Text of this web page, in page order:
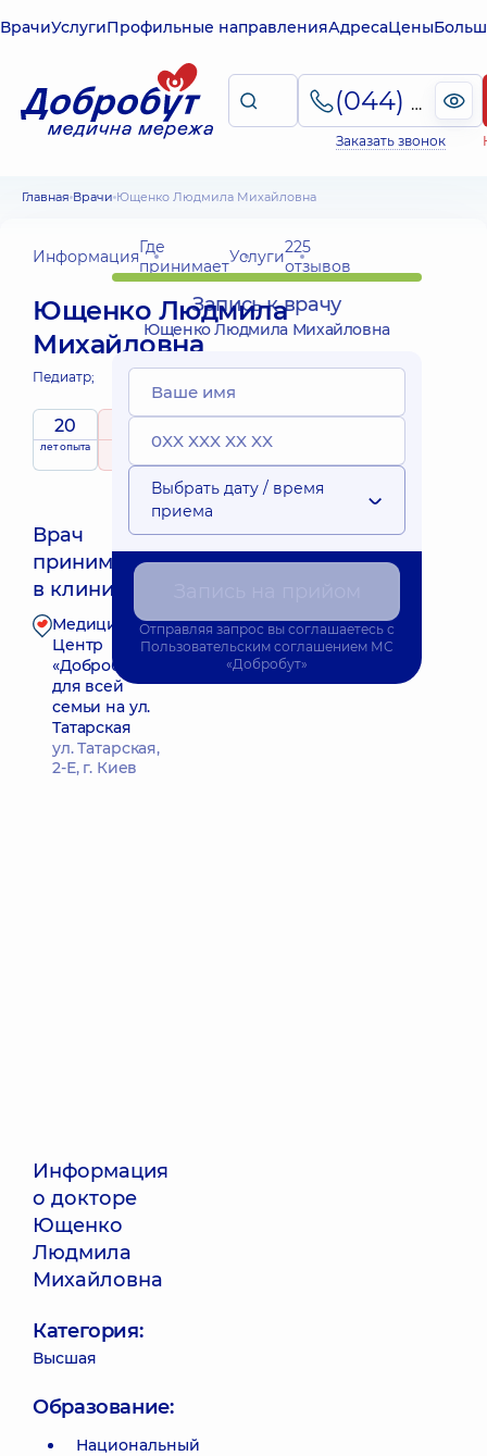
ВрачиУслугиПрофильные направленияАдресаЦены
(044) 495-2-888
Заказать звонок
Главная Врачи Ющенко Людмила Михайловна
ИнформацияГде
принимаетУслуги225
отзывов
Ющенко Людмила
Михайловна
Педиатр;
20
лет опыта рейтингна основе
принимает
Врач
принимает
в клинике
Ближайшее время приема: Сьогодні о 17:45
Медицинский
Центр
«Добробут»
для всей
семьи на ул.
Татарская
ул. Татарская,
2-Е, г. Киев
Запись к врачу
Информация
о докторе
Ющенко
Людмила
Михайловна
Категория:
Высшая
Образование:
Национальный
Запись к врачу
Ющенко Людмила Михайловна
Выбрать дату / время
приема
Отправляя запрос вы соглашаетесь с
Пользовательским соглашением МС
«Добробут»